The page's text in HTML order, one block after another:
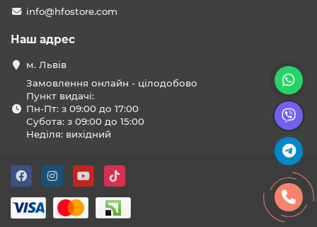
info@hfostore.com
Наш адрес
м. Львів
Замовлення онлайн - цілодобово
Пункт видачі:
Пн-Пт: з 09:00 до 17:00
Субота: з 09:00 до 15:00
Неділя: вихідний